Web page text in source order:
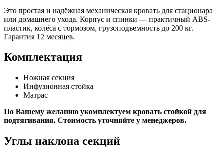
Это простая и надёжная механическая кровать для стационара
или домашнего ухода. Корпус и спинки — практичный ABS-
пластик, колёса с тормозом, грузоподъемность до 200 кг.
Гарантия 12 месяцев.
Комплектация
Ножная секция
Инфузионная стойка
Матрас
По Вашему желанию укомплектуем кровать стойкой для
подтягивания. Стоимость уточняйте у менеджеров.
Углы наклона секций